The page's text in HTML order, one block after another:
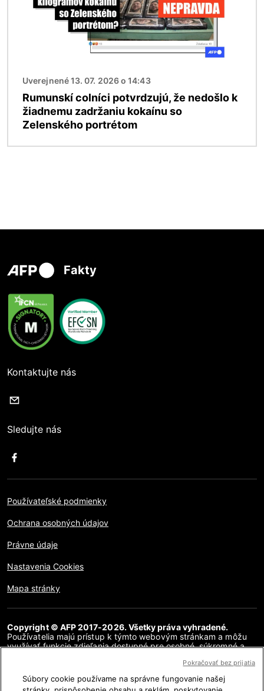
Uverejnené 13. 07. 2026 o 14:43
Rumunskí colníci potvrdzujú, že nedošlo k
žiadnemu zadržaniu kokaínu so
Zelenského portrétom
Fakty
Kontaktujte nás
Sledujte nás
Používateľské podmienky
Ochrana osobných údajov
Právne údaje
Nastavenia Cookies
Mapa stránky
Copyright © AFP 2017-2026. Všetky práva vyhradené.
Používatelia majú prístup k týmto webovým stránkam a môžu
využívať funkcie zdieľania dostupné pre osobné, súkromné a
reprodukcia, komunikácia pre verejnosť alebo distribúcia
obsahu tejto webovej stránky, či už v celku alebo čiastočne, na
akékoľvek iné účely a/alebo akýmkoľvek iným spôsobom, bez
Súbory cookie používame na správne fungovanie našej
Pokračovať bez prijatia